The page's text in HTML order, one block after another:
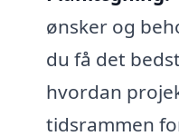
ønsker og
du få det
hvordan
tidsrammen